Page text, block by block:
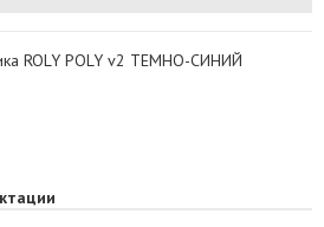
ROLY POLY v2 ТЕМНО-СИНИЙ